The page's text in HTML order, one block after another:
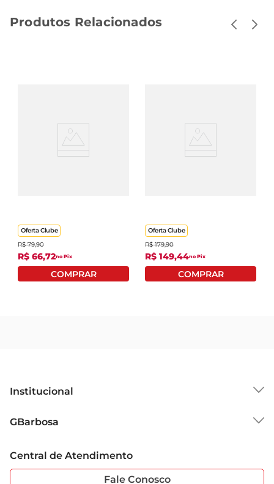
completa de produtos. Em constantes pesquisas
Disponível nos principais pontos de venda do
Brasil, oferece mais de 1.400 pontos
Produtos Relacionados
Oferta Clube
R$ 79,90
R$ 66,72no Pix
Oferta Clube
R$ 179,90
R$ 149,44no Pix
Institucional
Grupo Cencosud
Sobre Privacidade
Portal do Fornecedo
GBarbosa
Garantia Estendida
Central de Atendimento
Fale Conosco